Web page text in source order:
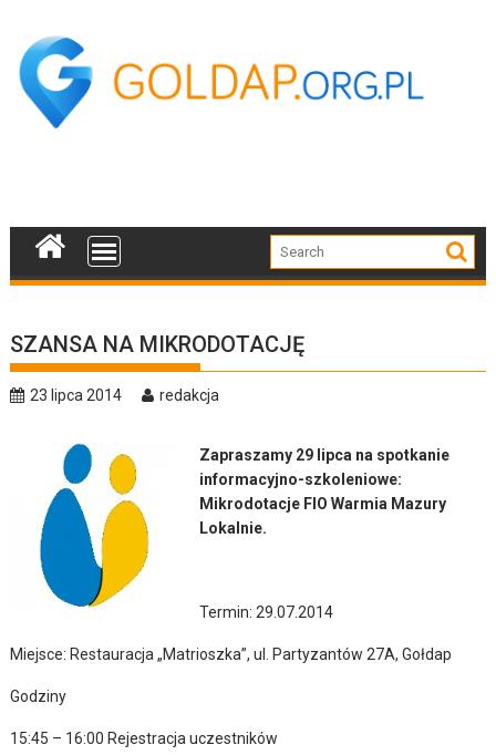
content
SZANSA NA MIKRODOTACJĘ
23 lipca 2014 redakcja
Zapraszamy 29 lipca na spotkanie
informacyjno-szkoleniowe:
Mikrodotacje FIO Warmia Mazury
Lokalnie.
Termin: 29.07.2014
Miejsce: Restauracja „Matrioszka”, ul. Partyzantów 27A, Gołdap
Godziny
15:45 – 16:00 Rejestracja uczestników